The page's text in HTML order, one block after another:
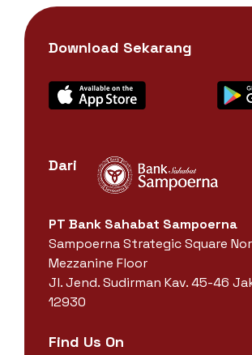
Download Sekarang
Dari
PT Bank Sahabat Sampoerna
Sampoerna Strategic Square
Mezzanine Floor
Jl. Jend. Sudirman Kav. 45-46
12930
Find Us On